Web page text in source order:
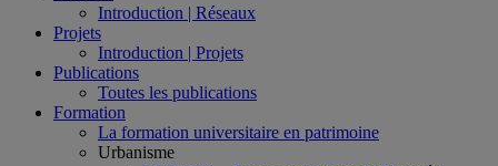
Introduction | Réseaux
Projets
Introduction | Projets
Publications
Toutes les publications
Formation
La formation universitaire en patrimoine
Urbanisme